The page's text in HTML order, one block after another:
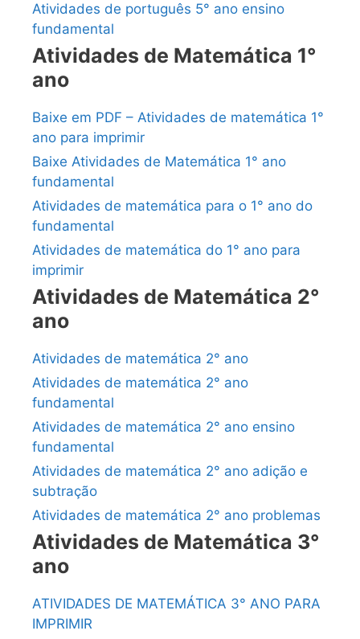
Atividades de português 5° ano ensino
fundamental
Atividades de Matemática 1°
ano
Baixe em PDF – Atividades de matemática 1°
ano para imprimir
Baixe Atividades de Matemática 1° ano
fundamental
Atividades de matemática para o 1° ano do
fundamental
Atividades de matemática do 1° ano para
imprimir
Atividades de Matemática 2°
ano
Atividades de matemática 2° ano
Atividades de matemática 2° ano
fundamental
Atividades de matemática 2° ano ensino
fundamental
Atividades de matemática 2° ano adição e
subtração
Atividades de matemática 2° ano problemas
Atividades de Matemática 3°
ano
ATIVIDADES DE MATEMÁTICA 3° ANO PARA
IMPRIMIR